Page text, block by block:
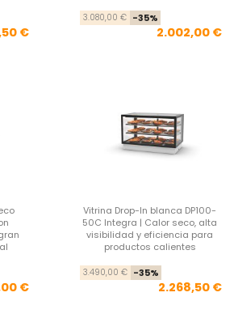
Precio base
€
3.080,00 € -35%
2.002,00 €
Precio base
€
Vitrina Drop-In blanca DP100-
50C Integra | Calor seco, alta
visibilidad y eficiencia para
productos calientes
3.490,00 € -35%
2.268,50 €